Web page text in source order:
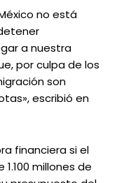
no está
a nuestra
por culpa de los
son
escribió en
financiera si el
millones de